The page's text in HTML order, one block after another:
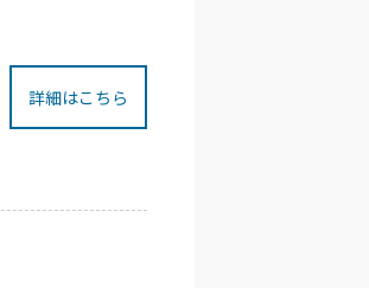
詳細はこちら